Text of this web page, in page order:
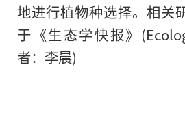
地进行植物种选择。相关
于《生态学快报》
者：李晨)